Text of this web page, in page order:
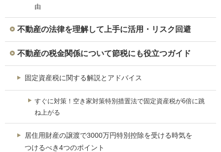
由
不動産の法律を理解して上手に活用・リスク回避
不動産の税金関係について節税にも役立つガイド
固定資産税に関する解説とアドバイス
すぐに対策！空き家対策特別措置法で固定資産税が6倍に跳
ね上がる
居住用財産の譲渡で3000万円特別控除を受ける時気を
つけるべき4つのポイント